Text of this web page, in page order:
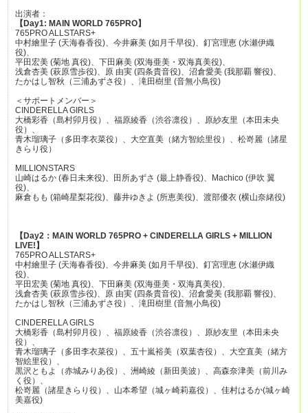
出演者：
【Day1: MAIN WORLD 765PRO】
765PRO ALLSTARS+
中村繪里子 (天海春香役)、今井麻美 (如月千早役)、釘宮理恵 (水瀬伊織
役)、
平田宏美 (菊地 真役)、下田麻美 (双海亜美・双海真美役)、
浅倉杏美 (萩原雪歩役)、原 由実 (四条貴音役)、沼倉愛美 (我那覇 響役)、
たかはし智秋（三浦あずさ役）、滝田樹里 (音無小鳥役)
＜サポートメンバー＞
CINDERELLA GIRLS
大橋彩香（島村卯月役）、福原綾香（渋谷凛役）、原紗友里（本田未央
役）、
青木瑠璃子（多田李衣菜役）、大空直美（緒方智絵里役）、松嵜麗（諸星
きらり役）
MILLIONSTARS
山崎はるか (春日未来役)、田所あずさ (最上静香役)、Machico (伊吹 翼
役)、
麻倉もも (箱崎星梨花役)、藤井ゆきよ (所恵美役)、渡部優衣 (横山奈緒役)
【Day2：MAIN WORLD 765PRO + CINDERELLA GIRLS + MILLION
LIVE!】
765PRO ALLSTARS+
中村繪里子 (天海春香役)、今井麻美 (如月千早役)、釘宮理恵 (水瀬伊織
役)、
平田宏美 (菊地 真役)、下田麻美 (双海亜美・双海真美役)、
浅倉杏美 (萩原雪歩役)、原 由実 (四条貴音役)、沼倉愛美 (我那覇 響役)、
たかはし智秋（三浦あずさ役）、滝田樹里 (音無小鳥役)
CINDERELLA GIRLS
大橋彩香（島村卯月役）、福原綾香（渋谷凛役）、原紗友里（本田未央
役）、
青木瑠璃子（多田李衣菜役）、五十嵐裕美（双葉杏役）、大空直美（緒方
智絵里役）、
黒沢ともよ（赤城みりあ役）、洲崎綾（新田美波）、高森奈津美（前川み
く役）、
松嵜麗（諸星きらり役）、山本希望（城ヶ崎莉嘉役）、佳村はるか(城ヶ崎
美嘉役)